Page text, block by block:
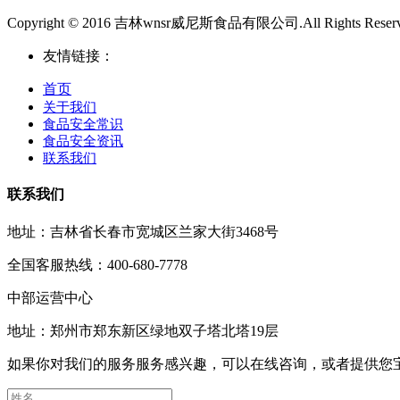
Copyright © 2016 吉林wnsr威尼斯食品有限公司.All Rights
友情链接：
首页
关于我们
食品安全常识
食品安全资讯
联系我们
联系我们
地址：吉林省长春市宽城区兰家大街3468号
全国客服热线：400-680-7778
中部运营中心
地址：郑州市郑东新区绿地双子塔北塔19层
如果你对我们的服务服务感兴趣，可以在线咨询，或者提供您